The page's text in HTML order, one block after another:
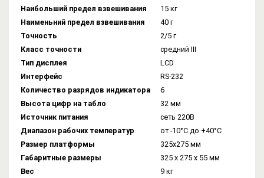
Наибольший предел взвешивания
15 кг
Наименьний предел взвешивания
40 г
Точность
2/5 г
Класс точности
средний III
Тип дисплея
LCD
Интерфейс
RS-232
Количество разрядов индикатора
6
Высота цифр на табло
32 мм
Источник питания
сеть 220В
Диапазон рабочих температур
от -10°C до +40°C
Размер платформы
325х275 мм
Габаритные размеры
325 x 275 x 55 мм
Вес
9 кг